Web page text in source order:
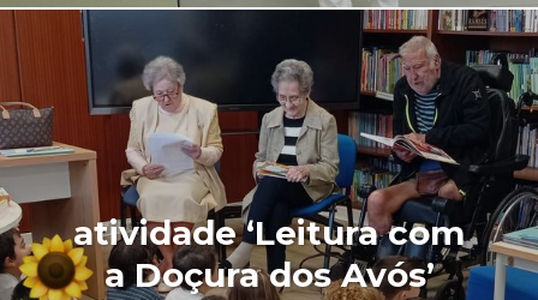
atividade ‘Leitura com
a Doçura dos Avós’